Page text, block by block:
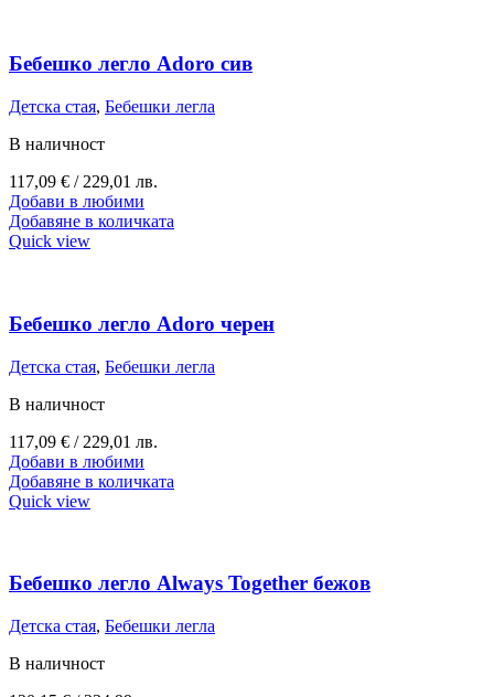
Бебешко легло Adoro сив
Детска стая, Бебешки легла
В наличност
117,09 € / 229,01 лв.
Добави в любими
Добавяне в количката
Quick view
Бебешко легло Adoro черен
Детска стая, Бебешки легла
В наличност
117,09 € / 229,01 лв.
Добави в любими
Добавяне в количката
Quick view
Бебешко легло Always Together бежов
Детска стая, Бебешки легла
В наличност